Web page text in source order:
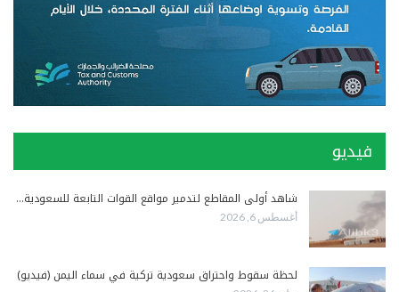
فيديو
شاهد أولى المقاطع لتدمير مواقع القوات التابعة للسعودية…
أغسطس 6, 2026
لحظة سقوط واحتراق سعودية تركية في سماء اليمن (فيديو)